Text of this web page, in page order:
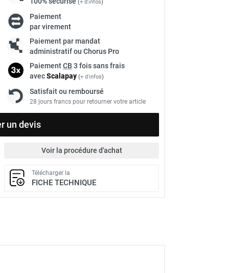
(+ d'infos)
Paiement
par virement
Paiement par mandat
administratif ou Chorus Pro
PaiementCB 3 fois sans frais
avecScalapay (+ d'infos)
Satisfait ou remboursé
28 jours francs pour retourner votre article
un devis
Voir la procédure d'achat
Télécharger la
FICHE TECHNIQUE